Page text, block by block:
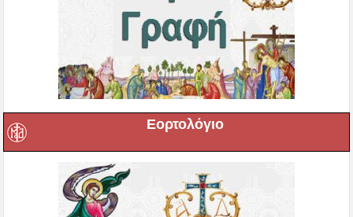
Εορτολόγιο